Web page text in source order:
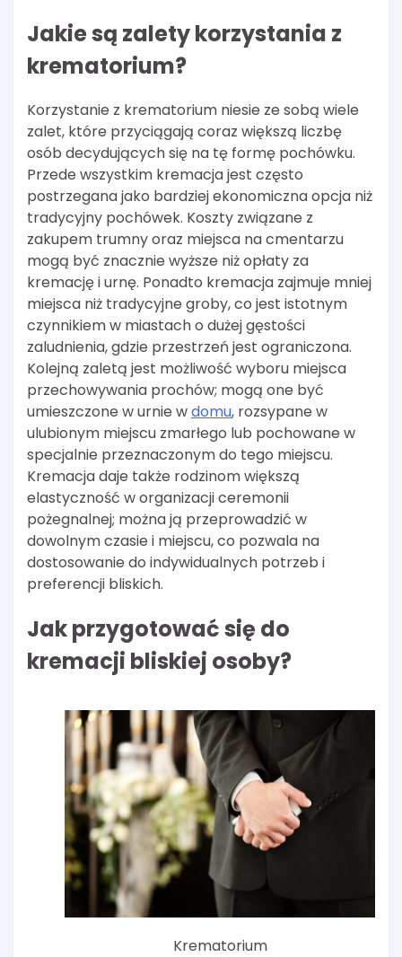
Jakie są zalety korzystania z
krematorium?
Korzystanie z krematorium niesie ze sobą wiele
zalet, które przyciągają coraz większą liczbę
osób decydujących się na tę formę pochówku.
Przede wszystkim kremacja jest często
postrzegana jako bardziej ekonomiczna opcja niż
tradycyjny pochówek. Koszty związane z
zakupem trumny oraz miejsca na cmentarzu
mogą być znacznie wyższe niż opłaty za
kremację i urnę. Ponadto kremacja zajmuje mniej
miejsca niż tradycyjne groby, co jest istotnym
czynnikiem w miastach o dużej gęstości
zaludnienia, gdzie przestrzeń jest ograniczona.
Kolejną zaletą jest możliwość wyboru miejsca
przechowywania prochów; mogą one być
umieszczone w urnie wdomu, rozsypane w
ulubionym miejscu zmarłego lub pochowane w
specjalnie przeznaczonym do tego miejscu.
Kremacja daje także rodzinom większą
elastyczność w organizacji ceremonii
pożegnalnej; można ją przeprowadzić w
dowolnym czasie i miejscu, co pozwala na
dostosowanie do indywidualnych potrzeb i
preferencji bliskich.
Jak przygotować się do
kremacji bliskiej osoby?
Krematorium